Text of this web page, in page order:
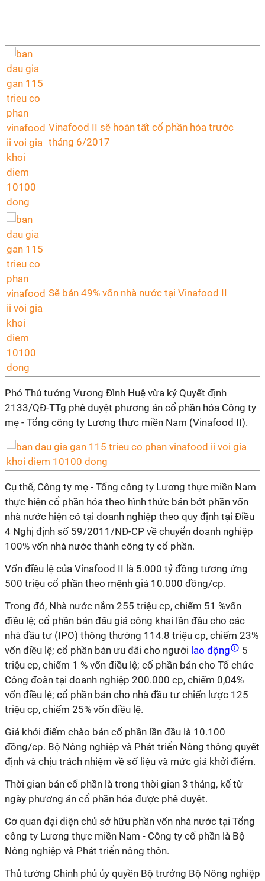
Vinafood II sẽ hoàn tất cổ phần hóa trước
tháng 6/2017
Sẽ bán 49% vốn nhà nước tại Vinafood II
Phó Thủ tướng Vương Đình Huệ vừa ký Quyết định
2133/QĐ-TTg phê duyệt phương án cổ phần hóa Công ty
mẹ - Tổng công ty Lương thực miền Nam (Vinafood II).
Cụ thể, Công ty mẹ - Tổng công ty Lương thực miền Nam
thực hiện cổ phần hóa theo hình thức bán bớt phần vốn
nhà nước hiện có tại doanh nghiệp theo quy định tại Điều
4 Nghị định số 59/2011/NĐ-CP về chuyển doanh nghiệp
100% vốn nhà nước thành công ty cổ phần.
Vốn điều lệ của Vinafood II là 5.000 tỷ đồng tương ứng
500 triệu cổ phần theo mệnh giá 10.000 đồng/cp.
Trong đó, Nhà nước nắm 255 triệu cp, chiếm 51 %vốn
điều lệ; cổ phần bán đấu giá công khai lần đầu cho các
nhà đầu tư (IPO) thông thường 114.8 triệu cp, chiếm 23%
vốn điều lệ; cổ phần bán ưu đãi cho người lao động
5
triệu cp, chiếm 1 % vốn điều lệ; cổ phần bán cho Tổ chức
Công đoàn tại doanh nghiệp 200.000 cp, chiếm 0,04%
vốn điều lệ; cổ phần bán cho nhà đầu tư chiến lược 125
triệu cp, chiếm 25% vốn điều lệ.
Giá khởi điểm chào bán cổ phần lần đầu là 10.100
đồng/cp. Bộ Nông nghiệp và Phát triển Nông thông quyết
định và chịu trách nhiệm về số liệu và mức giá khởi điểm.
Thời gian bán cổ phần là trong thời gian 3 tháng, kể từ
ngày phương án cổ phần hóa được phê duyệt.
Cơ quan đại diện chủ sở hữu phần vốn nhà nước tại Tổng
công ty Lương thực miền Nam - Công ty cổ phần là Bộ
Nông nghiệp và Phát triển nông thôn.
Thủ tướng Chính phủ ủy quyền Bộ trưởng Bộ Nông nghiệp